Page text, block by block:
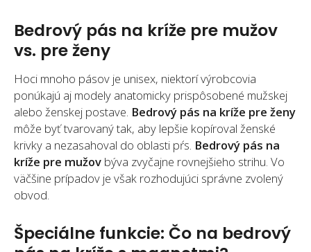
Bedrový pás na kríže pre mužov
vs. pre ženy
Hoci mnoho pásov je unisex, niektorí výrobcovia
ponúkajú aj modely anatomicky prispôsobené mužskej
alebo ženskej postave. Bedrový pás na kríže pre ženy
môže byť tvarovaný tak, aby lepšie kopíroval ženské
krivky a nezasahoval do oblasti pŕs. Bedrový pás na
kríže pre mužov býva zvyčajne rovnejšieho strihu. Vo
väčšine prípadov je však rozhodujúci správne zvolený
obvod.
Špeciálne funkcie: Čo na bedrový